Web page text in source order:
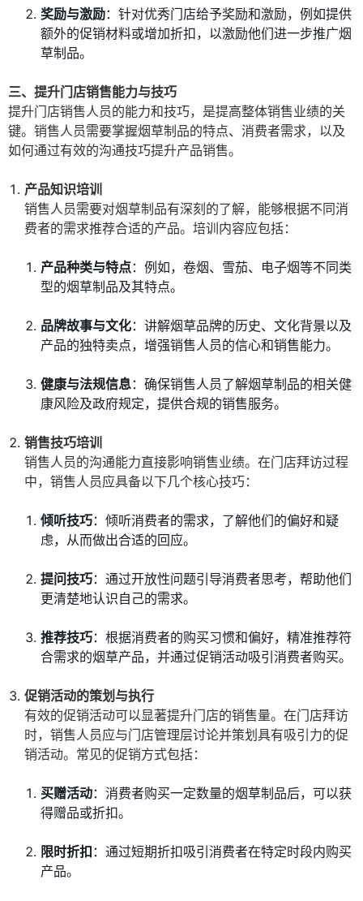
奖励与激励：针对优秀门店给予奖励和激励，例如提供
额外的促销材料或增加折扣，以激励他们进一步推广烟
草制品。
三、提升门店销售能力与技巧
提升门店销售人员的能力和技巧，是提高整体销售业绩的关
键。销售人员需要掌握烟草制品的特点、消费者需求，以及
如何通过有效的沟通技巧提升产品销售。
产品知识培训
销售人员需要对烟草制品有深刻的了解，能够根据不同消
费者的需求推荐合适的产品。培训内容应包括：
产品种类与特点：例如，卷烟、雪茄、电子烟等不同类
型的烟草制品及其特点。
品牌故事与文化：讲解烟草品牌的历史、文化背景以及
产品的独特卖点，增强销售人员的信心和销售能力。
健康与法规信息：确保销售人员了解烟草制品的相关健
康风险及政府规定，提供合规的销售服务。
销售技巧培训
销售人员的沟通能力直接影响销售业绩。在门店拜访过程
中，销售人员应具备以下几个核心技巧：
倾听技巧：倾听消费者的需求，了解他们的偏好和疑
虑，从而做出合适的回应。
提问技巧：通过开放性问题引导消费者思考，帮助他们
更清楚地认识自己的需求。
推荐技巧：根据消费者的购买习惯和偏好，精准推荐符
合需求的烟草产品，并通过促销活动吸引消费者购买。
促销活动的策划与执行
有效的促销活动可以显著提升门店的销售量。在门店拜访
时，销售人员应与门店管理层讨论并策划具有吸引力的促
销活动。常见的促销方式包括：
买赠活动：消费者购买一定数量的烟草制品后，可以获
得赠品或折扣。
限时折扣 ：通过短期折扣吸引消费者在特定时段内购买
产品。